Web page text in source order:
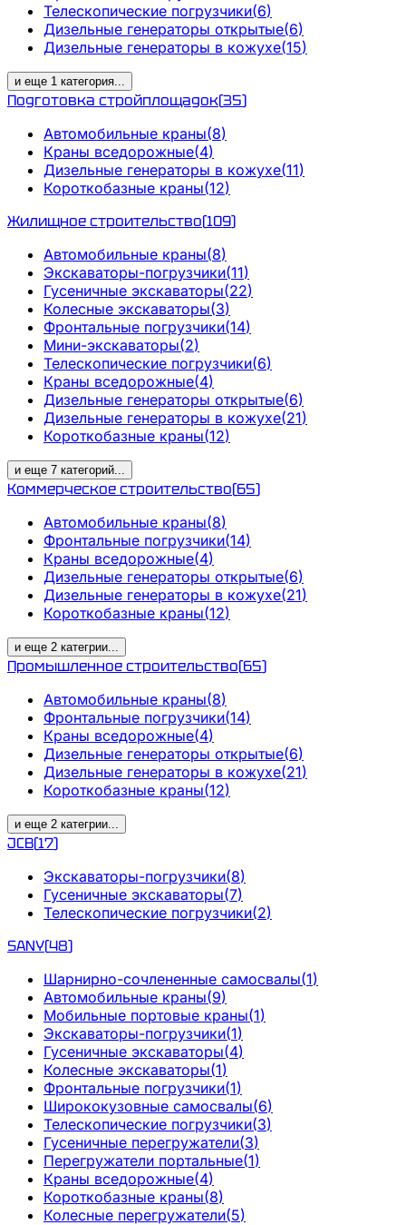
Телескопические погрузчики(6)
Дизельные генераторы открытые(6)
Дизельные генераторы в кожухе(15)
и еще 1 категория...
Подготовка стройплощадок(35)
Автомобильные краны(8)
Краны вседорожные(4)
Дизельные генераторы в кожухе(11)
Короткобазные краны(12)
Жилищное строительство(109)
Автомобильные краны(8)
Экскаваторы-погрузчики(11)
Гусеничные экскаваторы(22)
Колесные экскаваторы(3)
Фронтальные погрузчики(14)
Мини-экскаваторы(2)
Телескопические погрузчики(6)
Краны вседорожные(4)
Дизельные генераторы открытые(6)
Дизельные генераторы в кожухе(21)
Короткобазные краны(12)
и еще 7 категорий...
Коммерческое строительство(65)
Автомобильные краны(8)
Фронтальные погрузчики(14)
Краны вседорожные(4)
Дизельные генераторы открытые(6)
Дизельные генераторы в кожухе(21)
Короткобазные краны(12)
и еще 2 категрии...
Промышленное строительство(65)
Автомобильные краны(8)
Фронтальные погрузчики(14)
Краны вседорожные(4)
Дизельные генераторы открытые(6)
Дизельные генераторы в кожухе(21)
Короткобазные краны(12)
и еще 2 категрии...
JCB(17)
Экскаваторы-погрузчики(8)
Гусеничные экскаваторы(7)
Телескопические погрузчики(2)
SANY(48)
Шарнирно-сочлененные самосвалы(1)
Автомобильные краны(9)
Мобильные портовые краны(1)
Экскаваторы-погрузчики(1)
Гусеничные экскаваторы(4)
Колесные экскаваторы(1)
Фронтальные погрузчики(1)
Ширококузовные самосвалы(6)
Телескопические погрузчики(3)
Гусеничные перегружатели(3)
Перегружатели портальные(1)
Краны вседорожные(4)
Короткобазные краны(8)
Колесные перегружатели(5)